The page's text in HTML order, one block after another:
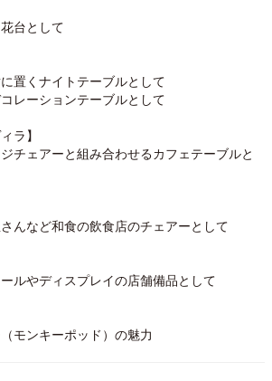
台として
置くナイトテーブルとして
レーションテーブルとして
ラ】
チェアーと組み合わせるカフェテーブルと
んなど和食の飲食店のチェアーとして
ルやディスプレイの店舗備品として
モンキーポッド）の魅力